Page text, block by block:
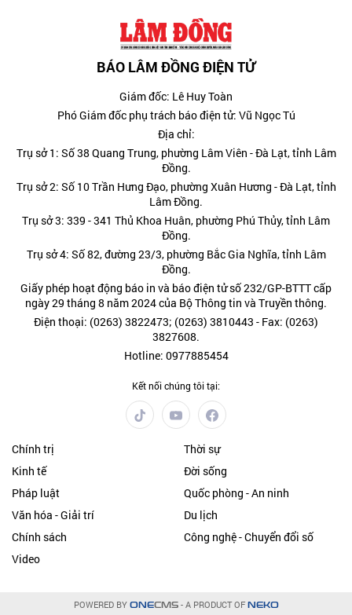
BÁO LÂM ĐỒNG ĐIỆN TỬ
Giám đốc: Lê Huy Toàn
Phó Giám đốc phụ trách báo điện tử: Vũ Ngọc Tú
Địa chỉ:
Trụ sở 1: Số 38 Quang Trung, phường Lâm Viên - Đà Lạt, tỉnh Lâm
Đồng.
Trụ sở 2: Số 10 Trần Hưng Đạo, phường Xuân Hương - Đà Lạt, tỉnh
Lâm Đồng.
Trụ sở 3: 339 - 341 Thủ Khoa Huân, phường Phú Thủy, tỉnh Lâm
Đồng.
Trụ sở 4: Số 82, đường 23/3, phường Bắc Gia Nghĩa, tỉnh Lâm
Đồng.
Giấy phép hoạt động báo in và báo điện tử số 232/GP-BTTT cấp
ngày 29 tháng 8 năm 2024 của Bộ Thông tin và Truyền thông.
Điện thoại: (0263) 3822473; (0263) 3810443 - Fax: (0263)
3827608.
Hotline: 0977885454
Kết nối chúng tôi tại:
Chính trị
Thời sự
Kinh tế
Đời sống
Pháp luật
Quốc phòng - An ninh
Văn hóa - Giải trí
Du lịch
Chính sách
Công nghệ - Chuyển đổi số
Video
POWERED BY ONECMS- A PRODUCT OF NEKO